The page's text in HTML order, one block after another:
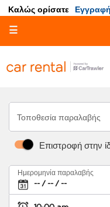
Καλώς ορίσατε Εγγραφή
☰
Τοποθεσία παραλαβής
Επιστροφή στην
Ημερομηνία παραλαβής